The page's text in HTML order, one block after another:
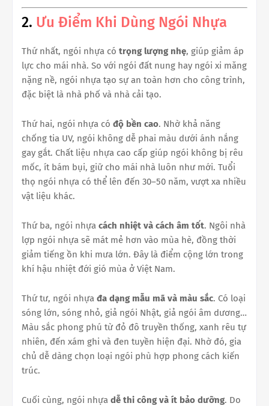
2. Ưu Điểm Khi Dùng Ngói Nhựa
Thứ nhất, ngói nhựa có trọng lượng nhẹ, giúp giảm áp
lực cho mái nhà. So với ngói đất nung hay ngói xi măng
nặng nề, ngói nhựa tạo sự an toàn hơn cho công trình,
đặc biệt là nhà phố và nhà cải tạo.
Thứ hai, ngói nhựa có độ bền cao. Nhờ khả năng
chống tia UV, ngói không dễ phai màu dưới ánh nắng
gay gắt. Chất liệu nhựa cao cấp giúp ngói không bị rêu
mốc, ít bám bụi, giữ cho mái nhà luôn như mới. Tuổi
thọ ngói nhựa có thể lên đến 30–50 năm, vượt xa nhiều
vật liệu khác.
Thứ ba, ngói nhựa cách nhiệt và cách âm tốt. Ngôi nhà
lợp ngói nhựa sẽ mát mẻ hơn vào mùa hè, đồng thời
giảm tiếng ồn khi mưa lớn. Đây là điểm cộng lớn trong
khí hậu nhiệt đới gió mùa ở Việt Nam.
Thứ tư, ngói nhựa đa dạng mẫu mã và màu sắc. Có loại
sóng lớn, sóng nhỏ, giả ngói Nhật, giả ngói âm dương…
Màu sắc phong phú từ đỏ đô truyền thống, xanh rêu tự
nhiên, đến xám ghi và đen tuyền hiện đại. Nhờ đó, gia
chủ dễ dàng chọn loại ngói phù hợp phong cách kiến
trúc.
Cuối cùng, ngói nhựa dễ thi công và ít bảo dưỡng. Do